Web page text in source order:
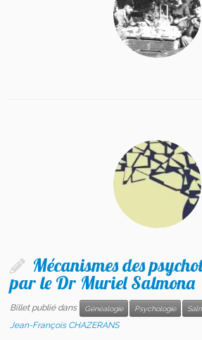
Mécanismes des
par le Dr Muriel Salmona
Billet publié dans Généalogie Psychologie
Jean-François CHAZERANS